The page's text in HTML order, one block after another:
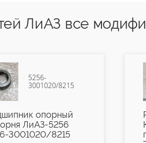
ЛиАЗ все
5256-
3001020/8215
опорный
ЛиАЗ-5256
3001020/8215